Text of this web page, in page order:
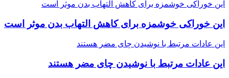
این خوراکی خوشمزه برای کاهش التهاب بدن موثر است
این خوراکی خوشمزه برای کاهش التهاب بدن موثر است
این عادات مرتبط با نوشیدن چای مضر هستند
این عادات مرتبط با نوشیدن چای مضر هستند